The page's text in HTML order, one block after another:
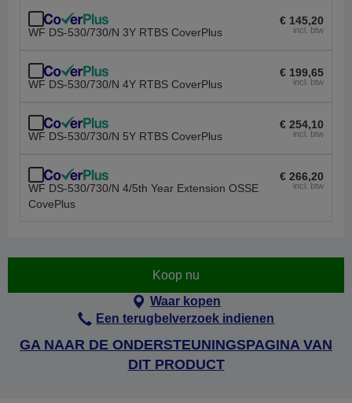
WF DS-530/730/N 3Y RTBS CoverPlus
€ 145,20
incl. btw
WF DS-530/730/N 4Y RTBS CoverPlus
€ 199,65
incl. btw
WF DS-530/730/N 5Y RTBS CoverPlus
€ 254,10
incl. btw
WF DS-530/730/N 4/5th Year Extension OSSE
CovePlus
€ 266,20
incl. btw
Koop nu
Waar kopen
Een terugbelverzoek indienen
GA NAAR DE ONDERSTEUNINGSPAGINA VAN
DIT PRODUCT